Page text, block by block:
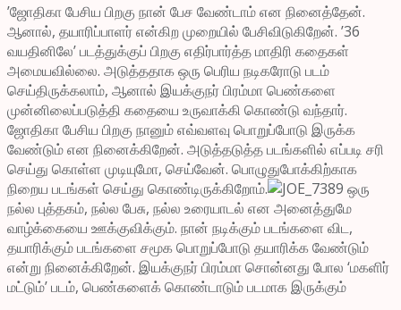
​’ஜோதிகா பேசிய பிறகு நான் பேச வேண்டாம் என நினைத்தேன்.
ஆனால், தயாரிப்பாளர் என்கிற முறையில் பேசிவிடுகிறேன். ’36
வயதினிலே’ படத்துக்குப் பிறகு எதிர்பார்த்த மாதிரி கதைகள்
அமையவில்லை. அடுத்ததாக ஒரு பெரிய நடிகரோடு படம்
செய்திருக்கலாம், ஆனால் இயக்குநர் பிரம்மா பெண்களை
முன்னிலைப்படுத்தி கதையை உருவாக்கி கொண்டு வந்தார்.
ஜோதிகா பேசிய பிறகு நானும் எவ்வளவு பொறுப்போடு இருக்க
வேண்டும் என நினைக்கிறேன். அடுத்தடுத்த படங்களில் எப்படி சரி
செய்து கொள்ள முடியுமோ, செய்வேன். பொழுதுபோக்கிற்காக
நிறைய படங்கள் செய்து கொண்டிருக்கிறோம்.
ஒரு
நல்ல புத்தகம், நல்ல பேசு, நல்ல உரையாடல் என அனைத்துமே
வாழ்க்கையை ஊக்குவிக்கும். நான் நடிக்கும் படங்களை விட,
தயாரிக்கும் படங்களை சமூக பொறுப்போடு தயாரிக்க வேண்டும்
என்று நினைக்கிறேன். இயக்குநர் பிரம்மா சொன்னது போல ‘மகளிர்
மட்டும்’ படம், பெண்களைக் கொண்டாடும் படமாக இருக்கும்​